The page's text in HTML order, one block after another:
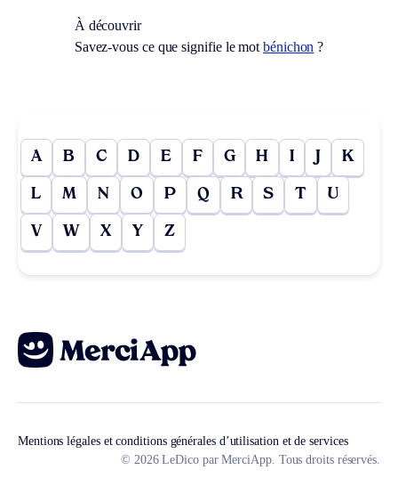
À découvrir
Savez-vous ce que signifie le motbénichon ?
A B C D E F G H I J K
L M N O P Q R S T U
V W X Y Z
Mentions légales et conditions générales d’utilisation et de services
© 2026 LeDico par MerciApp. Tous droits réservés.